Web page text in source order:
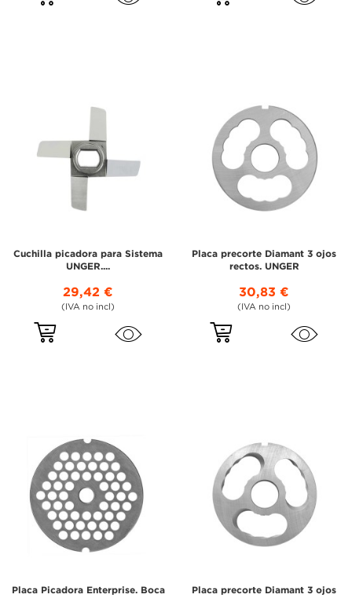
Cuchilla picadora para Sistema
UNGER....
29,42 €
(IVA no incl)
Placa precorte Diamant 3 ojos
rectos. UNGER
30,83 €
(IVA no incl)
Placa Picadora Enterprise. Boca
Placa precorte Diamant 3 ojos